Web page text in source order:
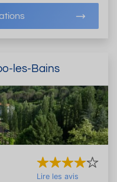
les-Bains
Lire les avis